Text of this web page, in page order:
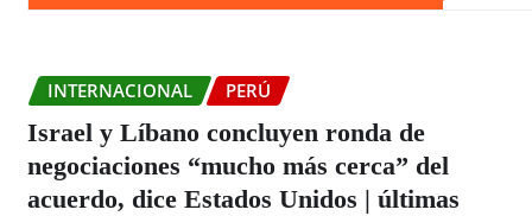
INTERNACIONAL PERÚ
Israel y Líbano concluyen ronda de
negociaciones “mucho más cerca” del
acuerdo, dice Estados Unidos | últimas